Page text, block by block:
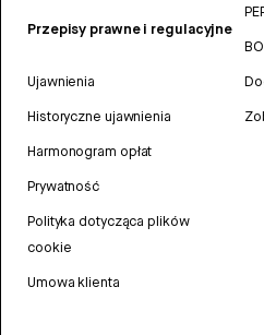
Przepisy prawne i regulacyjne
Ujawnienia
Historyczne ujawnienia
Harmonogram opłat
Prywatność
Polityka dotycząca plików
cookie
Umowa klienta